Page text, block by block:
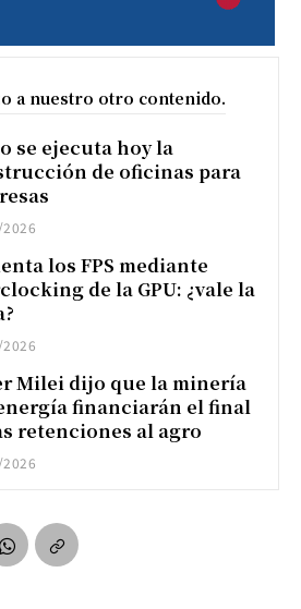
a nuestro otro contenido.
se ejecuta hoy la
de oficinas para
los FPS mediante
de la GPU: ¿vale la
Milei dijo que la minería
financiarán el final
retenciones al agro